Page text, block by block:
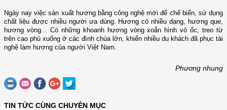
Ngày nay việc sản xuất hương bằng công nghệ mới để chế biến, sử dụng
chất liệu được nhiều người ưa dùng. Hương có nhiều dạng, hương que,
hương vòng... Có những khoanh hương vòng xoắn hình vỏ ốc, treo từ
trên cao phủ xuống ở các đình chùa lớn, khiến nhiều du khách đã phục tài
nghệ làm hương của người Việt Nam
Phương nhung
TIN TỨC CÙNG CHUYÊN MỤC